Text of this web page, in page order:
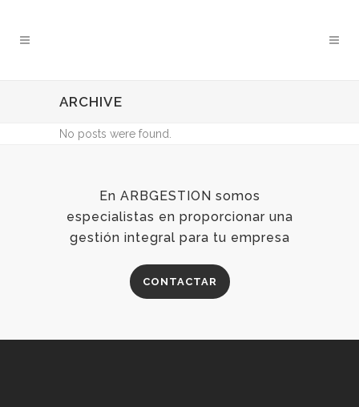
ARCHIVE
No posts were found.
En ARBGESTION somos
especialistas en proporcionar una
gestión integral para tu empresa
CONTACTAR